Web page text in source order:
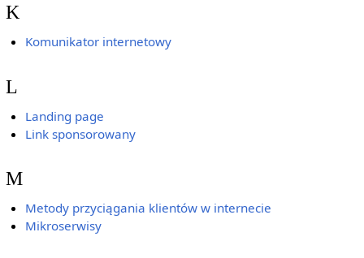
K
Komunikator internetowy
L
Landing page
Link sponsorowany
M
Metody przyciągania klientów w internecie
Mikroserwisy